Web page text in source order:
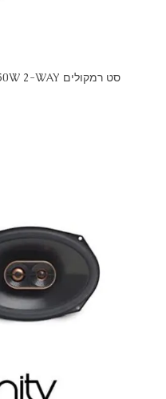
סט רמקולים VIBE PULSE5-V0 150W 2-WAY